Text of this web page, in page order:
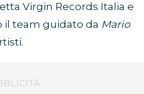
Virgin Records Italia e
team guidato da Mario